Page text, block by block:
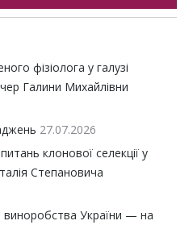
фізіолога у галузі
Галини Михайлівни
27.07.2026
клонової селекції у
Степановича
виноробства України — на